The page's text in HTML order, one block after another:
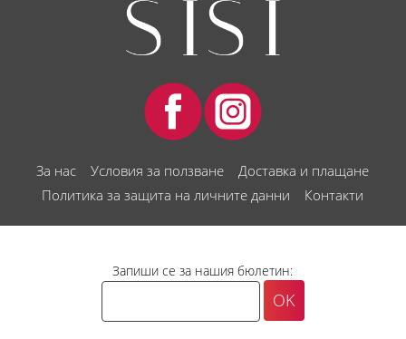
За нас Условия за ползване
Доставка и плащане
Политика за защита на личните данни
Контакти
Запиши се за нашия бюлетин: